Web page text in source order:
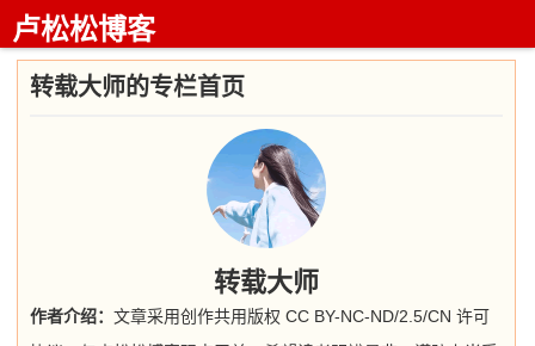
卢松松博客
转载大师的专栏首页
转载大师
作者介绍：文章采用创作共用版权 CC BY-NC-ND/2.5/CN 许可